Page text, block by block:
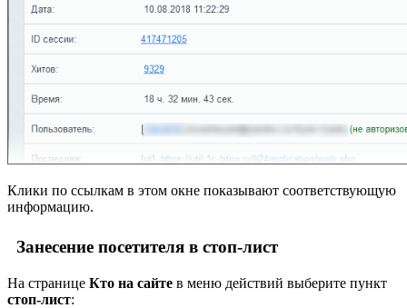
Клики по ссылкам в этом окне показывают соответствующую
информацию.
Занесение посетителя в стоп-лист
На странице Кто на сайте в меню действий выберите пункт
стоп-лист: